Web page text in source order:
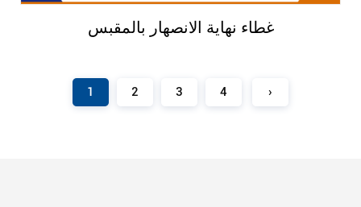
غطاء نهاية الانصهار بالمقبس
1 2 3 4 ›